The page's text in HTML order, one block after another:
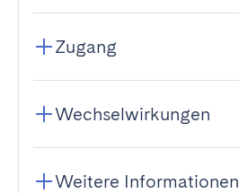
Zugang
Wechselwirkungen
Weitere Informationen